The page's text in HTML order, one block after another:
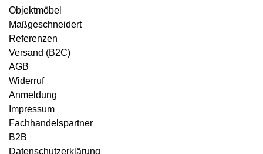
Objektmöbel
Maßgeschneidert
Referenzen
Versand (B2C)
AGB
Widerruf
Anmeldung
Impressum
Fachhandelspartner
B2B
Datenschutzerklärung